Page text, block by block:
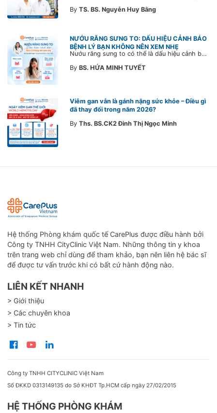
By TS. BS. Nguyễn Huy Bằng
NƯỚU RĂNG SƯNG TO: DẤU HIỆU CẢNH BÁO
BỆNH LÝ BẠN KHÔNG NÊN XEM NHẸ
Nướu răng sưng to có thể là dấu hiệu cảnh báo bệnh lý răng miệng. Cùng Bác sĩ CarePlus tìm hiểu nguyên nhân, triệu chứng và thời điểm cần đi khám bác sĩ trong bài viết dưới đây.
By BS. HỨA MINH TUYẾT
Viêm gan vẫn là gánh nặng sức khỏe – Điều gì
đã thay đổi trong năm 2026?
By Ths. BS.CK2 Đinh Thị Ngọc Minh
Hệ thống Phòng khám quốc tế CarePlus được điều hành bởi
Công ty TNHH CityClinic Việt Nam. Những thông tin y khoa
trên trang web chỉ dùng để tham khảo, bạn nên liên hệ bác sĩ
để được tư vấn trước khi có bất cứ hành động nào.
LIÊN KẾT NHANH
> Giới thiệu
> Các chuyên khoa
> Tin tức
Công ty TNHH CITYCLINIC Việt Nam
Số ĐKKD 0313149135 do Sở KHĐT Tp.HCM cấp ngày 27/02/2015
HỆ THỐNG PHÒNG KHÁM